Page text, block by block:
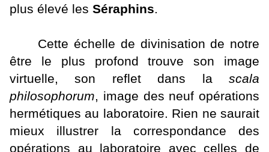
plus élevé les Séraphins.
Cette échelle de divinisation de notre
être le plus profond trouve son image
virtuelle, son reflet dans la scala
philosophorum, image des neuf opérations
hermétiques au laboratoire. Rien ne saurait
mieux illustrer la correspondance des
opérations au laboratoire avec celles de